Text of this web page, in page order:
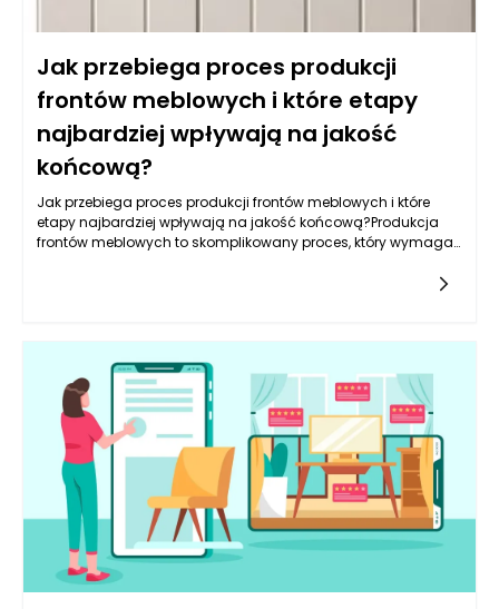
Jak przebiega proces produkcji
frontów meblowych i które etapy
najbardziej wpływają na jakość
końcową?
Jak przebiega proces produkcji frontów meblowych i które
etapy najbardziej wpływają na jakość końcową?Produkcja
frontów meblowych to skomplikowany proces, który wymaga